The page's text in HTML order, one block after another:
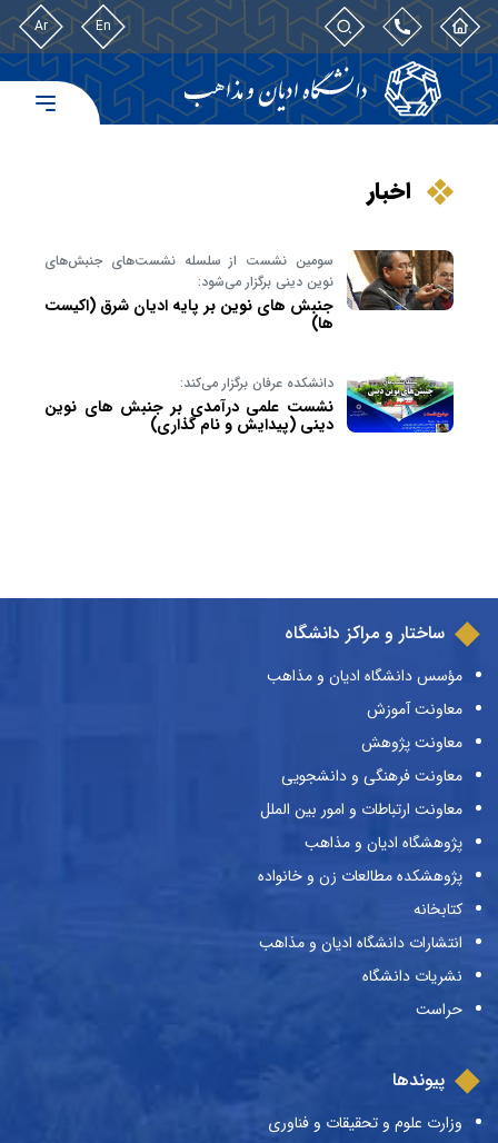
En
Ar
اخبار
سومین نشست از سلسله نشست‌های جنبش‌های
نوین دینی برگزار می‌شود:
جنبش های نوین بر پایه ادیان شرق (اکیست
ها)
دانشکده عرفان برگزار می‌کند:
نشست علمی درآمدی بر جنبش های نوین
دینی (پیدایش و نام گذاری)
ساختار و مراکز دانشگاه
مؤسس دانشگاه ادیان و مذاهب
معاونت آموزش
معاونت پژوهش
معاونت فرهنگی و دانشجویی
معاونت ارتباطات و امور بین الملل
پژوهشگاه ادیان و مذاهب
پژوهشکده مطالعات زن و خانواده
کتابخانه
انتشارات دانشگاه ادیان و مذاهب
نشریات دانشگاه
حراست
پیوندها
وزارت علوم و تحقیقات و فناوری